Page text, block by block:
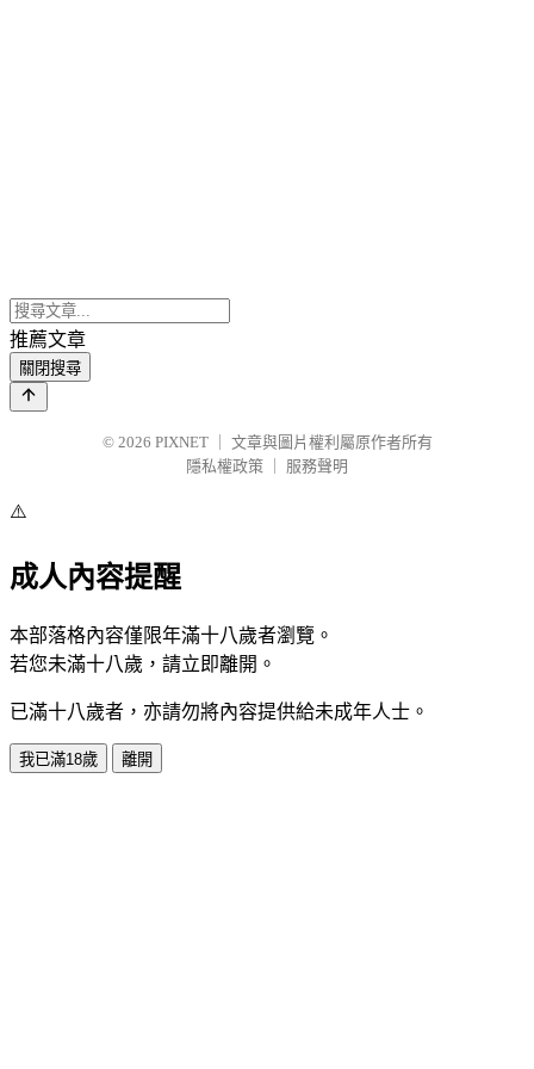
推薦文章
關閉搜尋
© 2026 PIXNET
文章與圖片權利屬原作者所有
隱私權政策
服務聲明
⚠️
成人內容提醒
本部落格內容僅限年滿十八歲者瀏覽。
若您未滿十八歲，請立即離開。
已滿十八歲者，亦請勿將內容提供給未成年人士。
我已滿18歲 離開